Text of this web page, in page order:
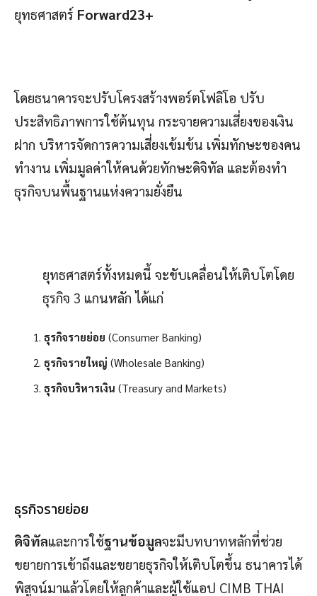
ยุทธศาสตร์ Forward23+
โดยธนาคารจะปรับโครงสร้างพอร์ตโฟลิโอ ปรับ
ประสิทธิภาพการใช้ต้นทุน กระจายความเสี่ยงของเงิน
ฝาก บริหารจัดการความเสี่ยงเข้มข้น เพิ่มทักษะของคน
ทำงาน เพิ่มมูลค่าให้คนด้วยทักษะดิจิทัล และต้องทำ
ธุรกิจบนพื้นฐานแห่งความยั่งยืน
ยุทธศาสตร์ทั้งหมดนี้ จะขับเคลื่อนให้เติบโตโดย
ธุรกิจ 3 แกนหลัก ได้แก่
ธุรกิจรายย่อย (Consumer Banking)
ธุรกิจรายใหญ่ (Wholesale Banking)
ธุรกิจบริหารเงิน (Treasury and Markets)
ธุรกิจรายย่อย
ดิจิทัลและการใช้ฐานข้อมูลจะมีบทบาทหลักที่ช่วย
ขยายการเข้าถึงและขยายธุรกิจให้เติบโตขึ้น ธนาคารได้
พิสูจน์มาแล้วโดยให้ลูกค้าและผู้ใช้แอป CIMB THAI